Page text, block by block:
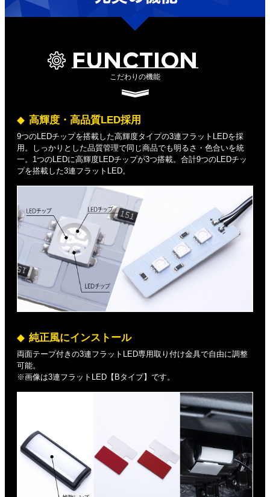
FUNCTION
こだわりの機能
高輝度・高品質LED採用
9つのLEDチップを搭載した高輝度タイプの3連フラットLEDを採
用。しっかりとした品質管理で同じ商品でも明るさ・色合いを統
一。1つのLEDに高輝度LEDチップが3つ搭載。合計9つのLEDチッ
プを搭載した3連フラットLED。
純正風にインストール
両面テープ付きの3連フラットLED専用取り付け金具で自由に調整
可能。
※画像は3連フラットLED【Bタイプ】です。